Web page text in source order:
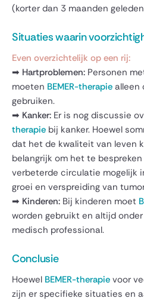
(korter dan 3 maanden
Situaties waarin
Even overzichtelijk op een rij:
➡ Hartproblemen: Personen
moeten BEMER-therapie alleen
gebruiken.
➡ Kanker: Er is nog discussie
therapie bij kanker. Hoewel
dat het de kwaliteit van leven
belangrijk om het te
verbeterde circulatie mogelijk
groei en verspreiding van
➡ Kinderen: Bij kinderen moet
worden gebruikt en altijd
medisch professional.
Conclusie
Hoewel BEMER-therapie voor
zijn er specifieke situaties en